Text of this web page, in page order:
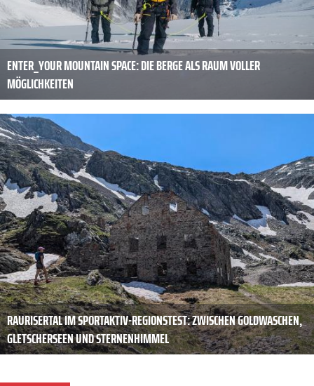
ENTER_YOUR MOUNTAIN SPACE: DIE BERGE ALS RAUM VOLLER
MÖGLICHKEITEN
RAURISERTAL IM SPORTAKTIV-REGIONSTEST: ZWISCHEN GOLDWASCHEN,
GLETSCHERSEEN UND STERNENHIMMEL